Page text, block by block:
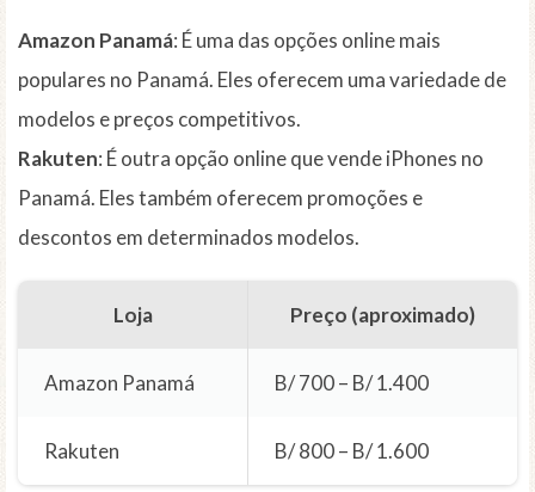
Amazon Panamá: É uma das opções online mais
populares no Panamá. Eles oferecem uma variedade de
modelos e preços competitivos.
Rakuten: É outra opção online que vende iPhones no
Panamá. Eles também oferecem promoções e
descontos em determinados modelos.
Loja Preço (aproximado)
Amazon Panamá B/ 700 – B/ 1.400
Rakuten B/ 800 – B/ 1.600